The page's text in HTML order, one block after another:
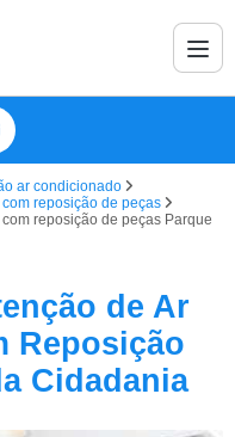
ar condicionado
reposição de peças
reposição de peças Parque
de Ar
Reposição
Cidadania